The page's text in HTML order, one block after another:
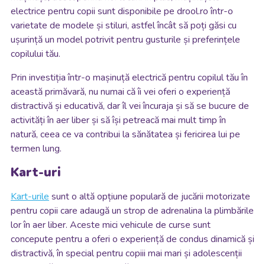
electrice pentru copii sunt disponibile pe drool.ro într-o
varietate de modele și stiluri, astfel încât să poți găsi cu
ușurință un model potrivit pentru gusturile și preferințele
copilului tău.
Prin investiția într-o mașinuță electrică pentru copilul tău în
această primăvară, nu numai că îi vei oferi o experiență
distractivă și educativă, dar îl vei încuraja și să se bucure de
activități în aer liber și să își petreacă mai mult timp în
natură, ceea ce va contribui la sănătatea și fericirea lui pe
termen lung.
Kart-uri
Kart-urilesunt o altă opțiune populară de jucării motorizate
pentru copii care adaugă un strop de adrenalina la plimbările
lor în aer liber. Aceste mici vehicule de curse sunt
concepute pentru a oferi o experiență de condus dinamică și
distractivă, în special pentru copiii mai mari și adolescenții